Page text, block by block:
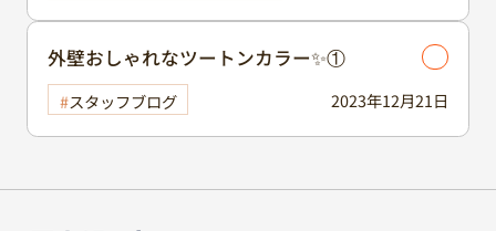
2023年12月21日
外壁おしゃれなツートンカラー✨①
スタッフブログ